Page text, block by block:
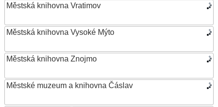
Městská knihovna Vratimov
Městská knihovna Vysoké Mýto
Městská knihovna Znojmo
Městské muzeum a knihovna Čáslav